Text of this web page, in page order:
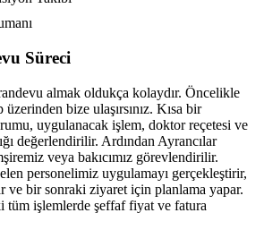
Süreci
almak oldukça kolaydır. Öncelikle
bize ulaşırsınız. Kısa bir
uygulanacak işlem, doktor reçetesi ve
değerlendirilir. Ardından Ayrancılar
veya bakıcımız görevlendirilir.
personelimiz uygulamayı gerçekleştirir,
ve bir sonraki ziyaret için planlama yapar.
tüm işlemlerde şeffaf fiyat ve fatura